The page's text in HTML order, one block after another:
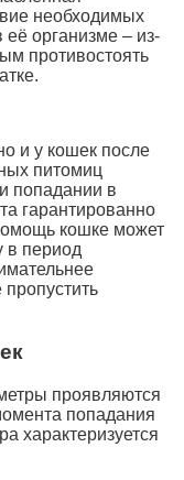
необходимых
организме – из-
противостоять
и у кошек после
питомиц
попадании в
гарантированно
кошке может
в период
проявляются
попадания
характеризуется